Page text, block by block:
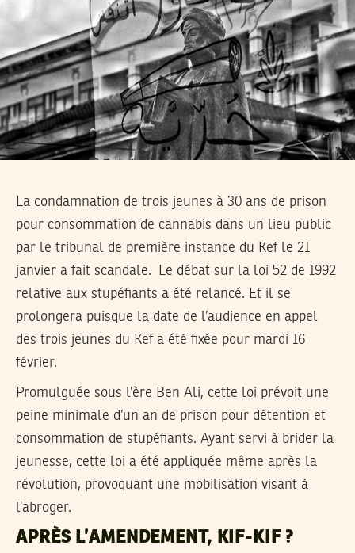
La condamnation de trois jeunes à 30 ans de prison
pour consommation de cannabis dans un lieu public
par le tribunal de première instance du Kef le 21
janvier a fait scandale. Le débat sur la loi 52 de 1992
relative aux stupéfiants a été relancé. Et il se
prolongera puisque la date de l’audience en appel
des trois jeunes du Kef a été fixée pour mardi 16
février.
Promulguée sous l’ère Ben Ali, cette loi prévoit une
peine minimale d’un an de prison pour détention et
consommation de stupéfiants. Ayant servi à brider la
jeunesse, cette loi a été appliquée même après la
révolution, provoquant une mobilisation visant à
l’abroger.
APRÈS L’AMENDEMENT, KIF-KIF ?